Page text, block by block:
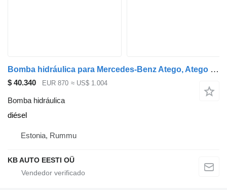
Bomba hidráulica para Mercedes-Benz Atego, Atego 2, Atego 3 (1996-) camión
$ 40.340 EUR 870 ≈ US$ 1.004
Bomba hidráulica
diésel
Estonia, Rummu
KB AUTO EESTI OÜ